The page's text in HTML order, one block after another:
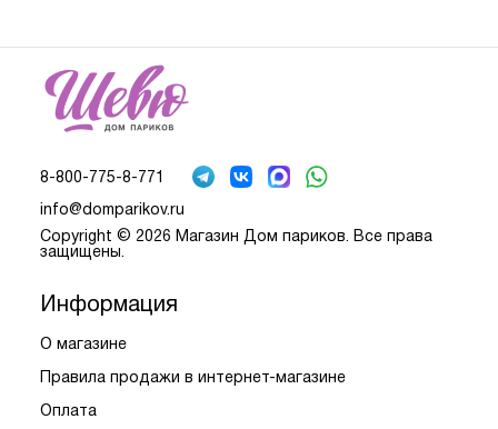
8-800-775-8-771
info@domparikov.ru
Copyright © 2026 Магазин Дом париков. Все права
защищены.
Информация
О магазине
Правила продажи в интернет-магазине
Оплата